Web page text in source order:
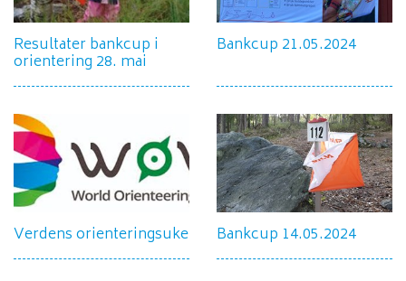
Resultater bankcup i
orientering 28. mai
Bankcup 21.05.2024
Verdens orienteringsuke Bankcup 14.05.2024